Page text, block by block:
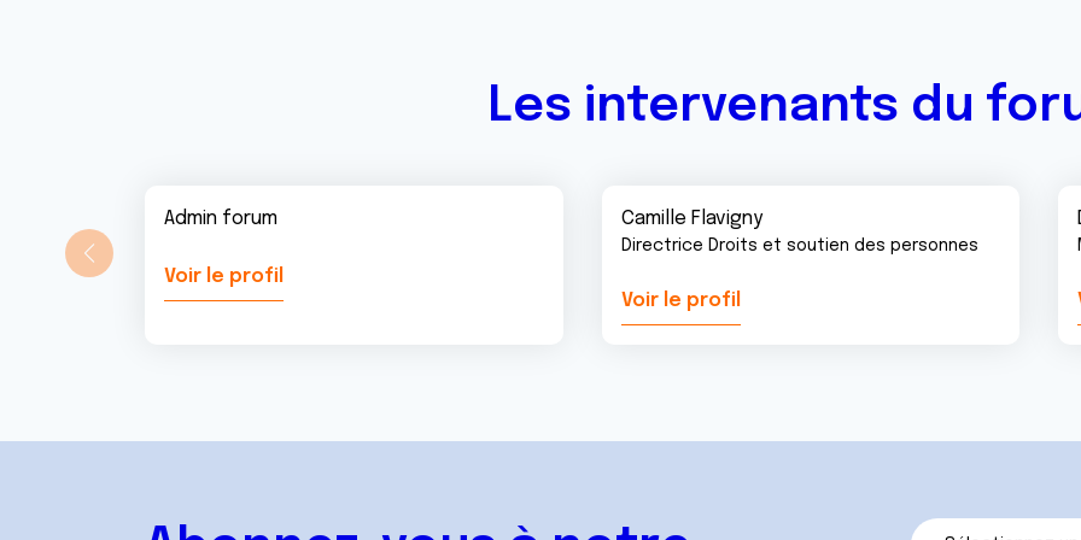
Les intervenants du
Admin forum
Voir le profil
Camille Flavigny
Directrice Droits et soutien des personnes
Voir le profil